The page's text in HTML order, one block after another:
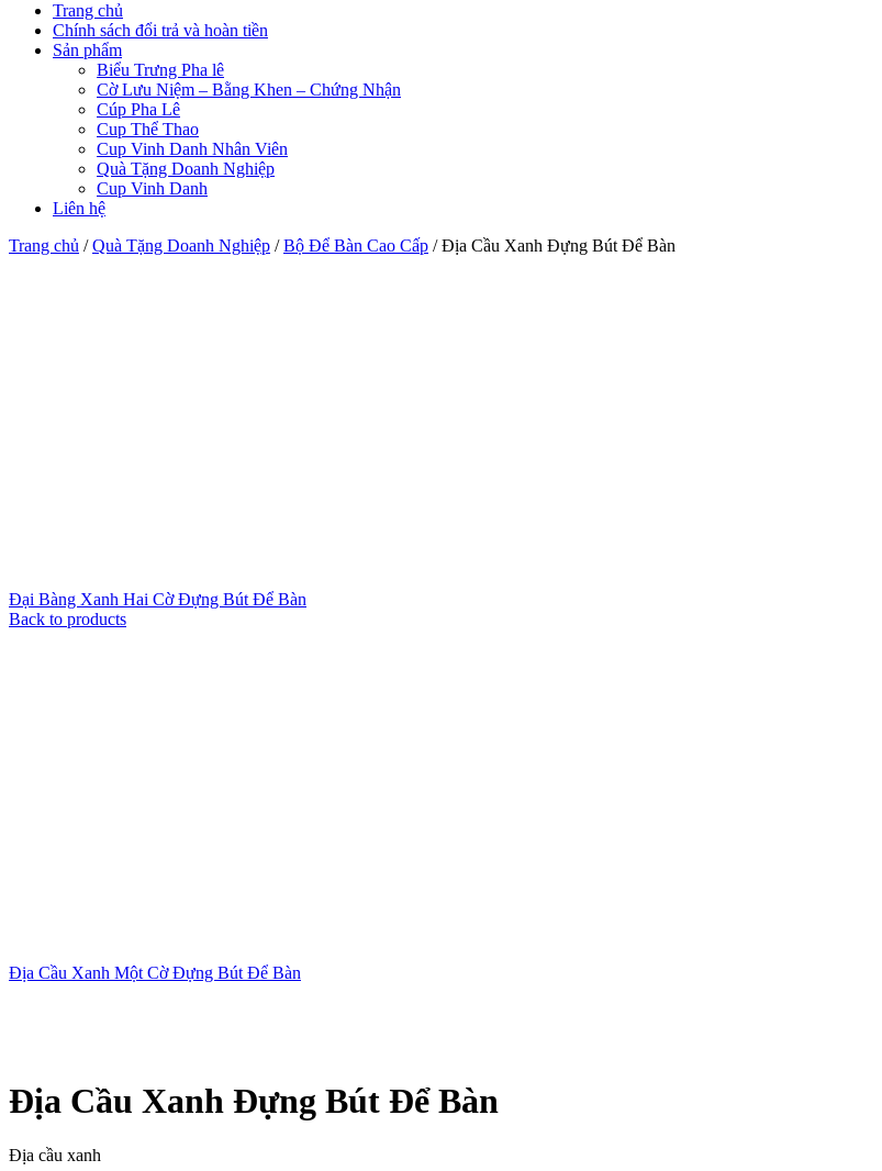
Trang chủ
Chính sách đổi trả và hoàn tiền
Sản phẩm
Biểu Trưng Pha lê
Cờ Lưu Niệm – Bằng Khen – Chứng Nhận
Cúp Pha Lê
Cup Thể Thao
Cup Vinh Danh Nhân Viên
Quà Tặng Doanh Nghiệp
Cup Vinh Danh
Liên hệ
Trang chủ /Quà Tặng Doanh Nghiệp /Bộ Để Bàn Cao Cấp /Địa Cầu Xanh Đựng Bút Để Bàn
Đại Bàng Xanh Hai Cờ Đựng Bút Để Bàn
Back to products
Địa Cầu Xanh Một Cờ Đựng Bút Để Bàn
Địa Cầu Xanh Đựng Bút Để Bàn
Địa cầu xanh